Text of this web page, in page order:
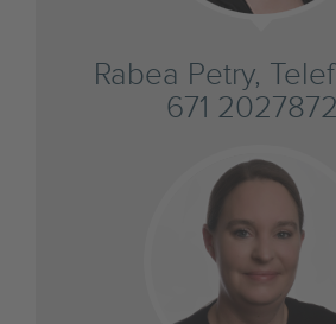
Rabea Petry,
671